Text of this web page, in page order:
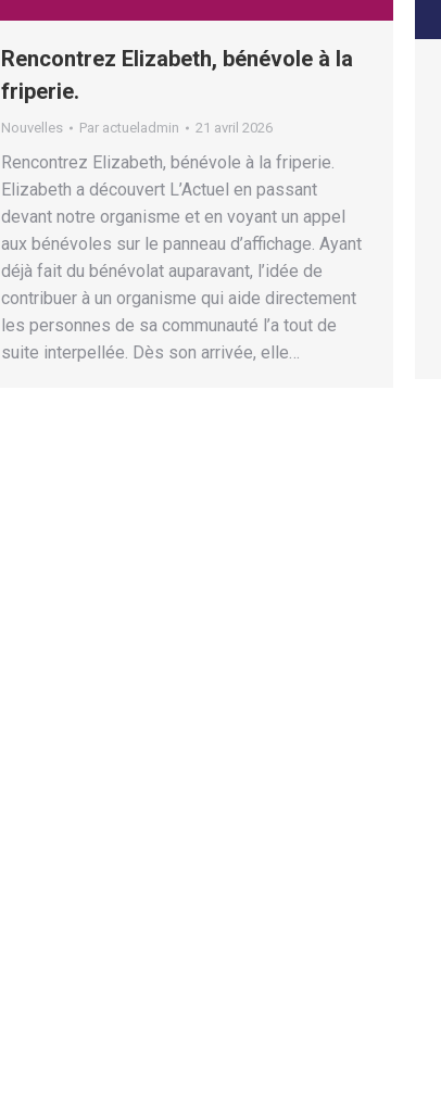
Rencontrez Elizabeth, bénévole à la
friperie.
Nouvelles Par actueladmin 21 avril 2026
Rencontrez Elizabeth, bénévole à la friperie.
Elizabeth a découvert L’Actuel en passant
devant notre organisme et en voyant un appel
aux bénévoles sur le panneau d’affichage. Ayant
déjà fait du bénévolat auparavant, l’idée de
contribuer à un organisme qui aide directement
les personnes de sa communauté l’a tout de
suite interpellée. Dès son arrivée, elle…